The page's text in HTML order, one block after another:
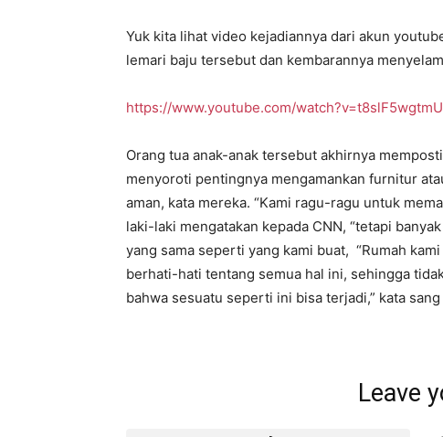
Yuk kita lihat video kejadiannya dari akun
lemari baju tersebut dan kembarannya
https://www.youtube.com/watch?v=t8slF5wgtmU
Orang tua anak-anak tersebut akhirnya
menyoroti pentingnya mengamankan furnitur
aman, kata mereka. “Kami ragu-ragu untuk
laki-laki mengatakan kepada CNN, “tetapi
yang sama seperti yang kami buat, “Rumah
berhati-hati tentang semua hal ini, sehingga
bahwa sesuatu seperti ini bisa terjadi,” kata sang
Leave